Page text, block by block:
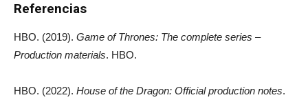
Referencias
HBO. (2019). Game of Thrones: The complete series –
Production materials. HBO.
HBO. (2022). House of the Dragon: Official production notes.